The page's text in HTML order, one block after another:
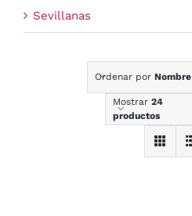
Sevillanas
Ordenar por Nombre
Mostrar 24
productos